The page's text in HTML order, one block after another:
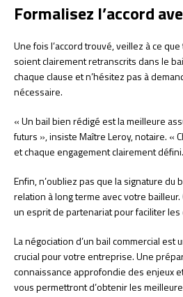
Formalisez l’accord
Une fois l’accord trouvé, veillez à ce
soient clairement retranscrits dans le
chaque clause et n’hésitez pas à
nécessaire.
« Un bail bien rédigé est la meilleure
futurs », insiste Maître Leroy, notaire. «
et chaque engagement clairement
Enfin, n’oubliez pas que la signature du
relation à long terme avec votre
un esprit de partenariat pour faciliter
La négociation d’un bail commercial est
crucial pour votre entreprise. Une
connaissance approfondie des enjeux
vous permettront d’obtenir les